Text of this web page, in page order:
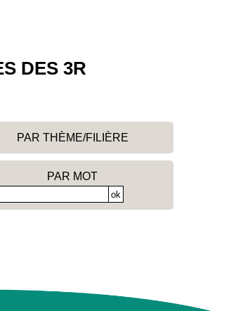
DES 3R
PAR THÈME/FILIÈRE
PAR MOT